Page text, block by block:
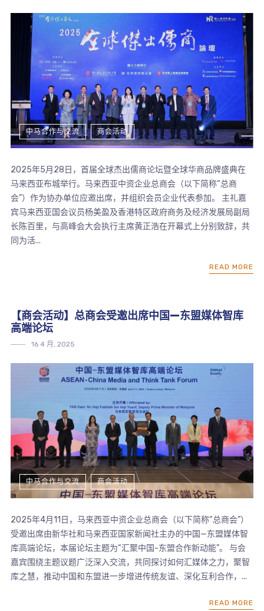
中马合作与交流 商会活动
2025年5月28日，首届全球杰出儒商论坛暨全球华商品牌盛典在
马来西亚布城举行。马来西亚中资企业总商会（以下简称“总商
会”）作为协办单位应邀出席，并组织会员企业代表参加。 主礼嘉
宾马来西亚国会议员杨美盈及香港特区政府商务及经济发展局副局
长陈百里，与高峰会大会执行主席黄正浩在开幕式上分别致辞，共
同为活...
READ MORE
【商会活动】总商会受邀出席中国—东盟媒体智库
高端论坛
16 4 月, 2025
中马合作与交流 商会活动
2025年4月11日，马来西亚中资企业总商会（以下简称“总商会”）
受邀出席由新华社和马来西亚国家新闻社主办的中国—东盟媒体智
库高端论坛，本届论坛主题为“汇聚中国-东盟合作新动能”。 与会
嘉宾围绕主题议题广泛深入交流，共同探讨如何汇媒体之力，聚智
库之慧，推动中国和东盟进一步增进传统友谊、深化互利合作，...
READ MORE